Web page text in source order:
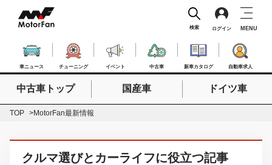
車ニュース チューニング イベント 中古車 新車カタログ 自動車求人
検索 ログイン MENU
検索したいキーワードを入力
中古車トップ 国産車 ドイツ車
TOP MotorFan最新情報
クルマ選びとカーライフに役立つ記事